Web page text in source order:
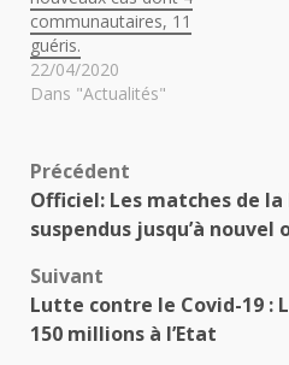
communautaires, 11
guéris.
22/04/2020
Dans "Actualités"
Navigation
d’article
Précédent
Officiel: Les matches de
suspendus jusqu’à nouvel
Suivant
Lutte contre le Covid-19 :
150 millions à l’Etat